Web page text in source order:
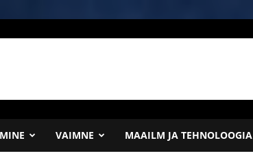
VAIMNE MAAILM JA TEHNOLOOGIA